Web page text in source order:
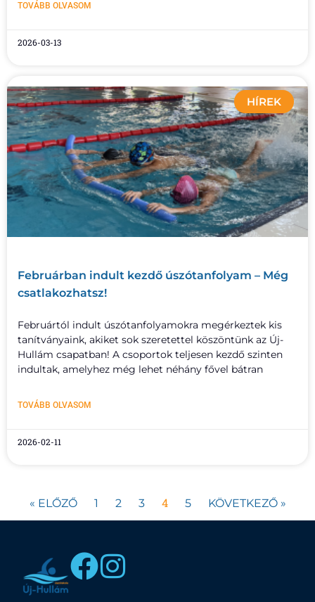
TOVÁBB OLVASOM
2026-03-13
HÍREK
Februárban indult kezdő úszótanfolyam – Még
csatlakozhatsz!
Februártól indult úszótanfolyamokra megérkeztek kis
tanítványaink, akiket sok szeretettel köszöntünk az Új-
Hullám csapatban! A csoportok teljesen kezdő szinten
indultak, amelyhez még lehet néhány fővel bátran
TOVÁBB OLVASOM
2026-02-11
« ELŐZŐ 1 2 3 4 5 KÖVETKEZŐ »